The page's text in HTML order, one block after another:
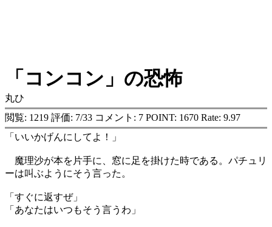
「コンコン」の恐怖
丸ひ
閲覧: 1219 評価: 7/33 コメント: 7 POINT: 1670 Rate: 9.97
「いいかげんにしてよ！」
魔理沙が本を片手に、窓に足を掛けた時である。パチュリ
ーは叫ぶようにそう言った。
「すぐに返すぜ」
「あなたはいつもそう言うわ」